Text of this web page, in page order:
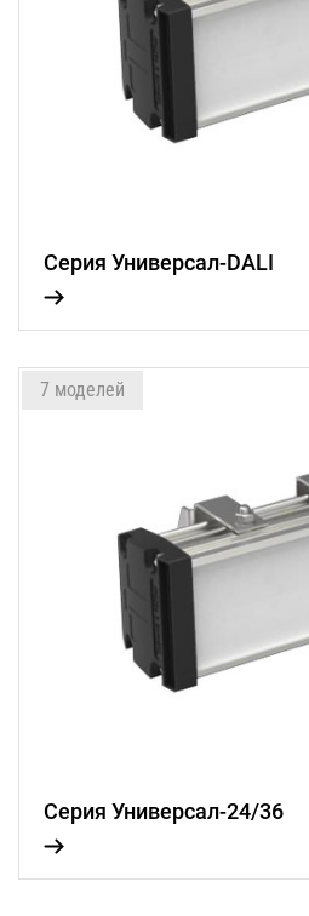
Серия Универсал-DALI
7 моделей
Серия Универсал-24/36